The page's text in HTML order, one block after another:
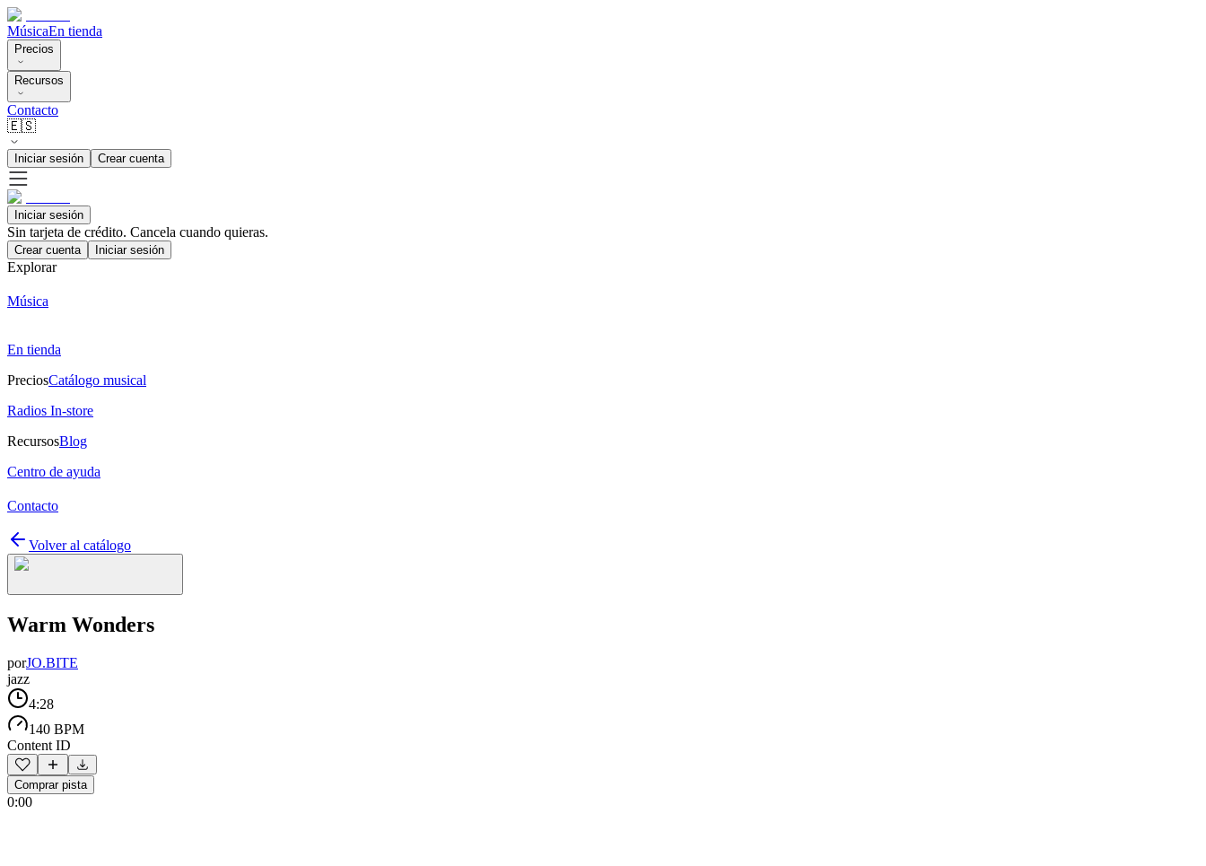
MúsicaEn tienda
Precios
Recursos
Contacto
🇪🇸
Iniciar sesión Crear cuenta
Iniciar sesión
Sin tarjeta de crédito. Cancela cuando quieras.
Crear cuenta Iniciar sesión
Explorar
Música
En tienda
PreciosCatálogo musical
Radios In-store
RecursosBlog
Centro de ayuda
Contacto
Volver al catálogo
Warm Wonders
porJO.BITE
jazz
4:28
140 BPM
Content ID
Comprar pista
0:00